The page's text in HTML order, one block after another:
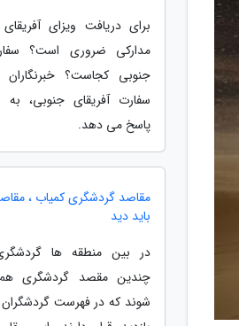
برای دریافت ویزای
مدارکی ضروری است؟
جنوبی کجاست؟ خبرنگاران
سفارت آفریقای جنوبی، به
پاسخ می دهد.
مقاصد گردشگری کمیاب ،
باید دید
در بین منطقه ها گردشگری
چندین مقصد گردشگری
شوند که در فهرست